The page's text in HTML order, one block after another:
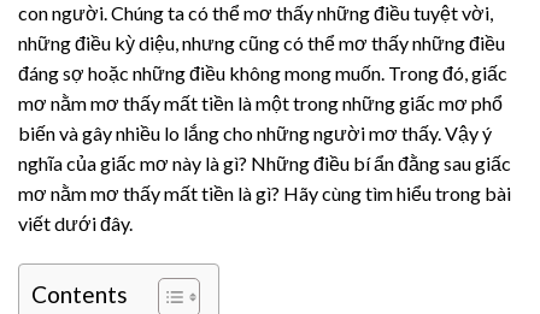
con người. Chúng ta có thể mơ thấy những điều tuyệt vời,
những điều kỳ diệu, nhưng cũng có thể mơ thấy những điều
đáng sợ hoặc những điều không mong muốn. Trong đó, giấc
mơ nằm mơ thấy mất tiền là một trong những giấc mơ phổ
biến và gây nhiều lo lắng cho những người mơ thấy. Vậy ý
nghĩa của giấc mơ này là gì? Những điều bí ẩn đằng sau giấc
mơ nằm mơ thấy mất tiền là gì? Hãy cùng tìm hiểu trong bài
viết dưới đây.
Contents